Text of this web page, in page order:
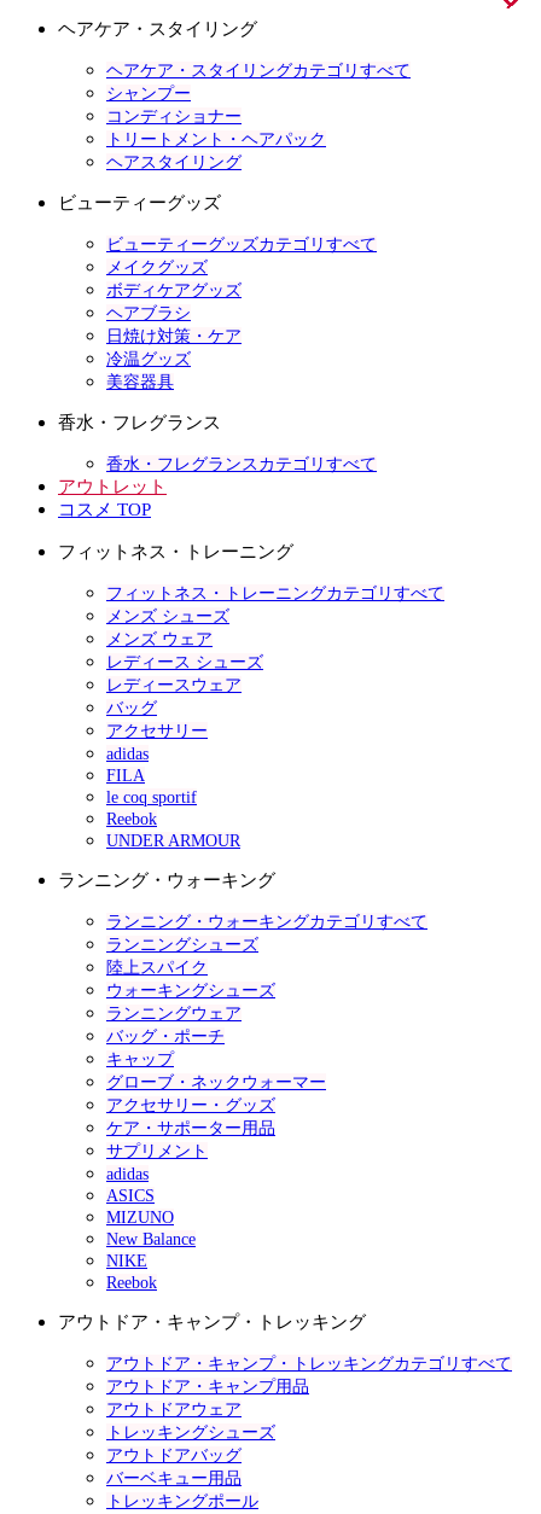
ヘアケア・スタイリング
ヘアケア・スタイリングカテゴリすべて
シャンプー
コンディショナー
トリートメント・ヘアパック
ヘアスタイリング
ビューティーグッズ
ビューティーグッズカテゴリすべて
メイクグッズ
ボディケアグッズ
ヘアブラシ
日焼け対策・ケア
冷温グッズ
美容器具
香水・フレグランス
香水・フレグランスカテゴリすべて
アウトレット
コスメ TOP
フィットネス・トレーニング
フィットネス・トレーニングカテゴリすべて
メンズ シューズ
メンズ ウェア
レディース シューズ
レディースウェア
バッグ
アクセサリー
adidas
FILA
le coq sportif
Reebok
UNDER ARMOUR
ランニング・ウォーキング
ランニング・ウォーキングカテゴリすべて
ランニングシューズ
陸上スパイク
ウォーキングシューズ
ランニングウェア
バッグ・ポーチ
キャップ
グローブ・ネックウォーマー
アクセサリー・グッズ
ケア・サポーター用品
サプリメント
adidas
ASICS
MIZUNO
New Balance
NIKE
Reebok
アウトドア・キャンプ・トレッキング
アウトドア・キャンプ・トレッキングカテゴリすべて
アウトドア・キャンプ用品
アウトドアウェア
トレッキングシューズ
アウトドアバッグ
バーベキュー用品
トレッキングポール